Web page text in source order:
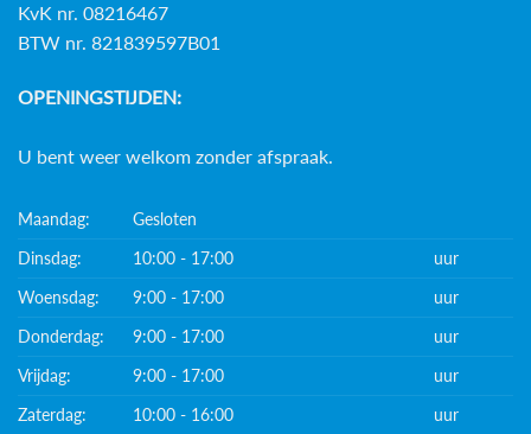
KvK nr. 08216467
BTW nr. 821839597B01
OPENINGSTIJDEN:
U bent weer welkom zonder afspraak.
Maandag:
Gesloten
Dinsdag:
10:00 - 17:00
uur
Woensdag:
9:00 - 17:00
uur
Donderdag:
9:00 - 17:00
uur
Vrijdag:
9:00 - 17:00
uur
Zaterdag:
10:00 - 16:00 uur